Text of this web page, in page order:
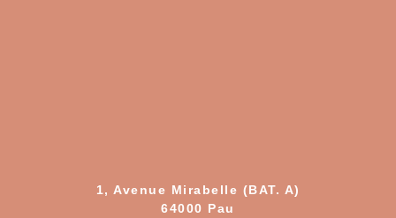
1, Avenue Mirabelle (BAT. A)
64000 Pau